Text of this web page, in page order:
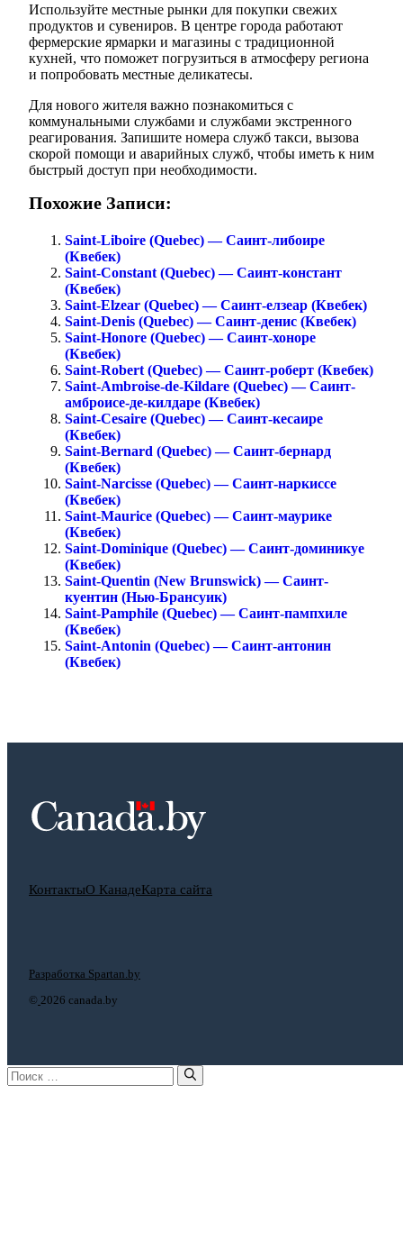
Используйте местные рынки для покупки свежих
продуктов и сувениров. В центре города работают
фермерские ярмарки и магазины с традиционной
кухней, что поможет погрузиться в атмосферу региона
и попробовать местные деликатесы.
Для нового жителя важно познакомиться с
коммунальными службами и службами экстренного
реагирования. Запишите номера служб такси, вызова
скорой помощи и аварийных служб, чтобы иметь к ним
быстрый доступ при необходимости.
Похожие Записи:
Saint-Liboire (Quebec) — Саинт-либоире
(Квебек)
Saint-Constant (Quebec) — Саинт-констант
(Квебек)
Saint-Elzear (Quebec) — Саинт-елзеар (Квебек)
Saint-Denis (Quebec) — Саинт-денис (Квебек)
Saint-Honore (Quebec) — Саинт-хоноре
(Квебек)
Saint-Robert (Quebec) — Саинт-роберт (Квебек)
Saint-Ambroise-de-Kildare (Quebec) — Саинт-
амброисе-де-килдаре (Квебек)
Saint-Cesaire (Quebec) — Саинт-кесаире
(Квебек)
Saint-Bernard (Quebec) — Саинт-бернард
(Квебек)
Saint-Narcisse (Quebec) — Саинт-наркиссе
(Квебек)
Saint-Maurice (Quebec) — Саинт-маурике
(Квебек)
Saint-Dominique (Quebec) — Саинт-доминикуе
(Квебек)
Saint-Quentin (New Brunswick) — Саинт-
куентин (Нью-Брансуик)
Saint-Pamphile (Quebec) — Саинт-пампхиле
(Квебек)
Saint-Antonin (Quebec) — Саинт-антонин
(Квебек)
КонтактыО КанадеКарта сайта
© 2026 canada.by
Разработка Spartan.by
Поиск: